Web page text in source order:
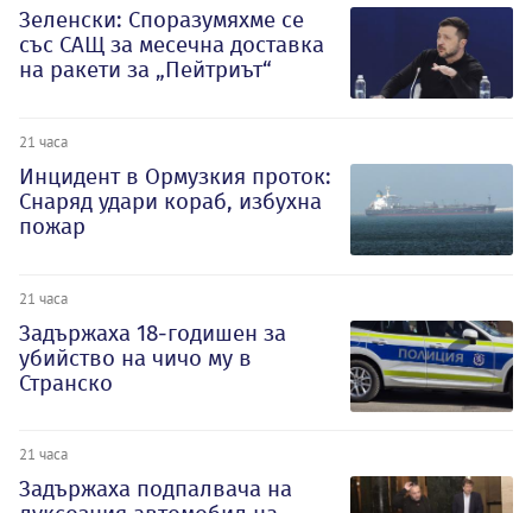
Зеленски: Споразумяхме се
със САЩ за месечна доставка
на ракети за „Пейтриът“
21 часа
Инцидент в Ормузкия проток:
Снаряд удари кораб, избухна
пожар
21 часа
Задържаха 18-годишен за
убийство на чичо му в
Странско
21 часа
Задържаха подпалвача на